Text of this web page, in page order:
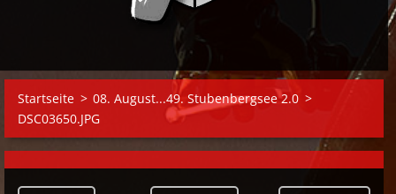
Startseite > 08. August...49. Stubenbergsee 2.0 >
DSC03650.JPG